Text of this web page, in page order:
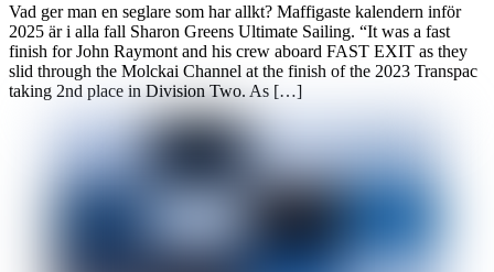
Vad ger man en seglare som har allkt? Maffigaste kalendern inför
2025 är i alla fall Sharon Greens Ultimate Sailing. “It was a fast
finish for John Raymont and his crew aboard FAST EXIT as they
slid through the Molckai Channel at the finish of the 2023 Transpac
taking 2nd place in Division Two. As […]